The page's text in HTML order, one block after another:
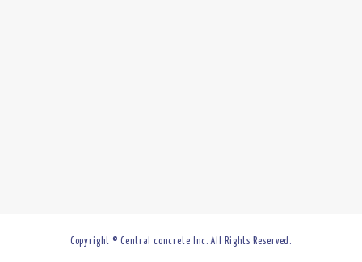
Copyright © Central concrete Inc. All Rights Reserved.